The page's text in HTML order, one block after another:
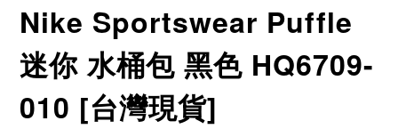
Nike Sportswear Puffle
迷你 水桶包 黑色 HQ6709-
010 [台灣現貨]